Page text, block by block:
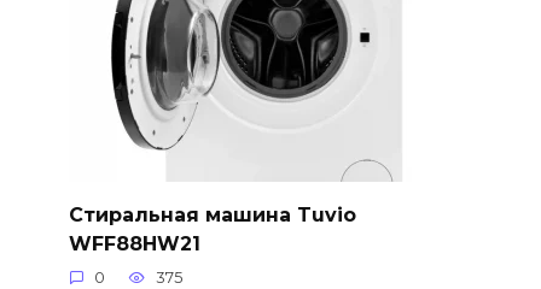
Стиральная машина Tuvio
WFF88HW21
0 375